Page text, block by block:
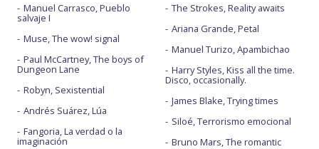
Manuel Carrasco, Pueblo
salvaje I
Muse, The wow! signal
Paul McCartney, The boys of
Dungeon Lane
Robyn, Sexistential
Andrés Suárez, Lúa
Fangoria, La verdad o la
imaginación
The Strokes, Reality awaits
Ariana Grande, Petal
Manuel Turizo, Apambichao
Harry Styles, Kiss all the time.
Disco, occasionally.
James Blake, Trying times
Siloé, Terrorismo emocional
Bruno Mars, The romantic